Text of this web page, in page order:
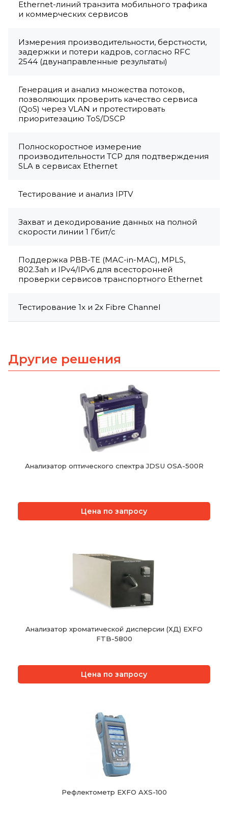
Ethernet-линий транзита мобильного трафика
и коммерческих сервисов
Измерения производительности, берстности,
задержки и потери кадров, согласно RFC
2544 (двунаправленные результаты)
Генерация и анализ множества потоков,
позволяющих проверить качество сервиса
(QoS) через VLAN и протестировать
приоритезацию ToS/DSCP
Полноскоростное измерение
производительности TCP для подтверждения
SLA в сервисах Ethernet
Тестирование и анализ IPTV
Захват и декодирование данных на полной
скорости линии 1 Гбит/с
Поддержка PBB-TE (MAC-in-MAC), MPLS,
802.3ah и IPv4/IPv6 для всесторонней
проверки сервисов транспортного Ethernet
Тестирование 1x и 2x Fibre Channel
Другие решения
Анализатор оптического спектра JDSU OSA-500R
Цена по запросу
Анализатор хроматической дисперсии (ХД) EXFO
FTB-5800
Цена по запросу
Рефлектометр EXFO AXS-100